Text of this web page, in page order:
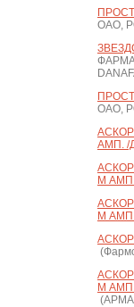
ОАО,
ОАО,
АМП. /
М
М
М